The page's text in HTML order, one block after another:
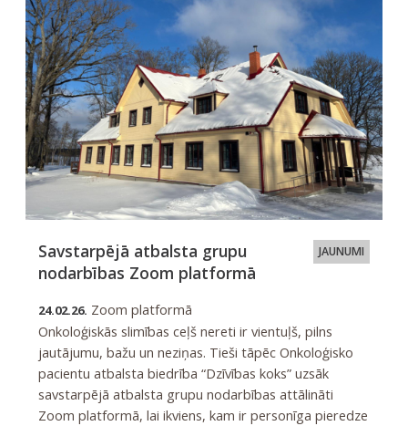
JAUNUMI
Savstarpējā atbalsta grupu
nodarbības Zoom platformā
24.02.26. Zoom platformā
Onkoloģiskās slimības ceļš nereti ir vientuļš, pilns
jautājumu, bažu un neziņas. Tieši tāpēc Onkoloģisko
pacientu atbalsta biedrība “Dzīvības koks” uzsāk
savstarpējā atbalsta grupu nodarbības attālināti
Zoom platformā, lai ikviens, kam ir personīga pieredze